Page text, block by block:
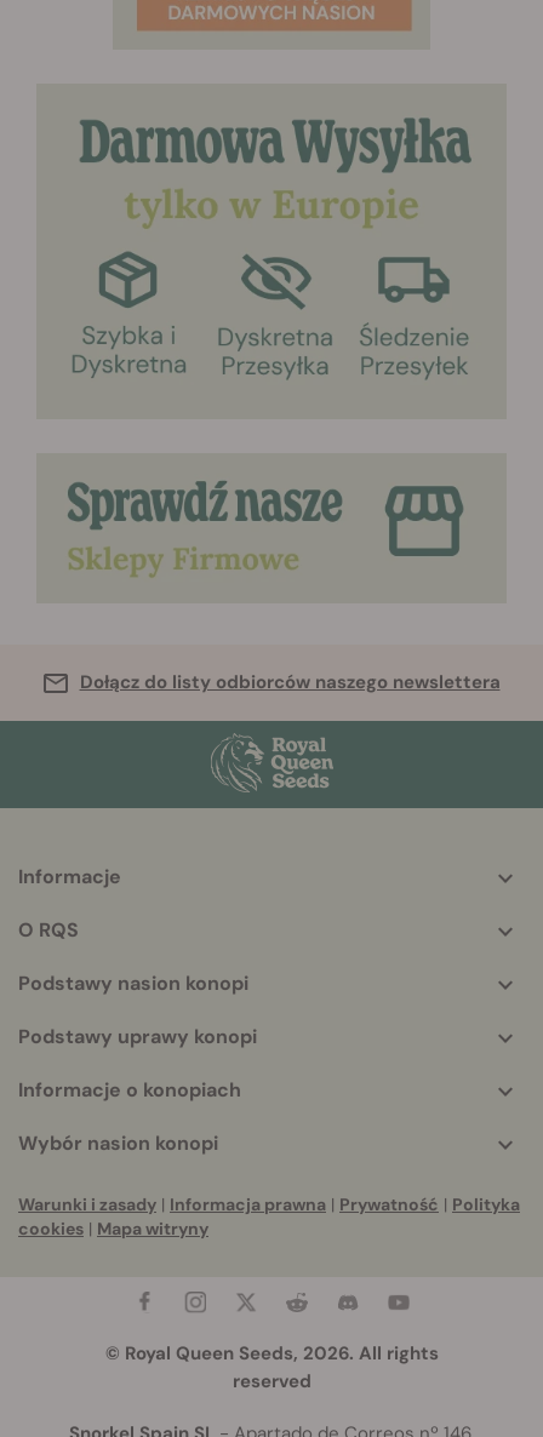
Dołącz do listy odbiorców naszego newslettera
info
Informacje
O RQS
Podstawy nasion konopi
Podstawy uprawy konopi
Informacje o konopiach
Wybór nasion konopi
Warunki i zasady | Informacja prawna | Prywatność | Polityka
cookies | Mapa witryny
© Royal Queen Seeds, 2026. All rights
reserved